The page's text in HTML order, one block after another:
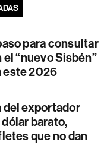
para consultar
“nuevo Sisbén”
este 2026
del exportador
barato,
que no dan